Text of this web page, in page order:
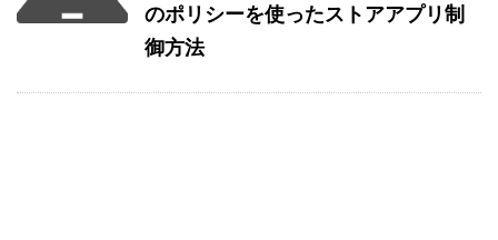
のポリシーを使ったストアアプリ制
御方法